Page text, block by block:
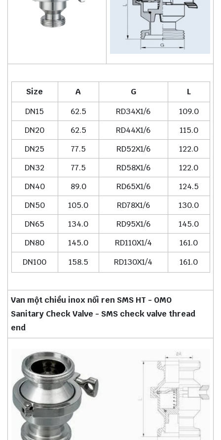
Size A G
L
DN15
62.5 RD34X1/6
109.0
DN20
62.5 RD44X1/6
115.0
DN25
77.5 RD52X1/6
122.0
DN32
77.5 RD58X1/6
122.0
DN40
89.0 RD65X1/6
124.5
DN50
105.0 RD78X1/6
130.0
DN65
134.0 RD95X1/6
145.0
DN80
145.0 RD110X1/4
161.0
DN100
158.5 RD130X1/4 161.0
Van một chiều inox nối ren SMS HT - OMO
Sanitary Check Valve - SMS check valve thread
end